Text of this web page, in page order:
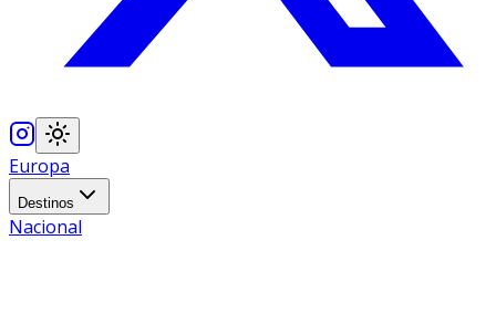
Europa
Destinos
Nacional